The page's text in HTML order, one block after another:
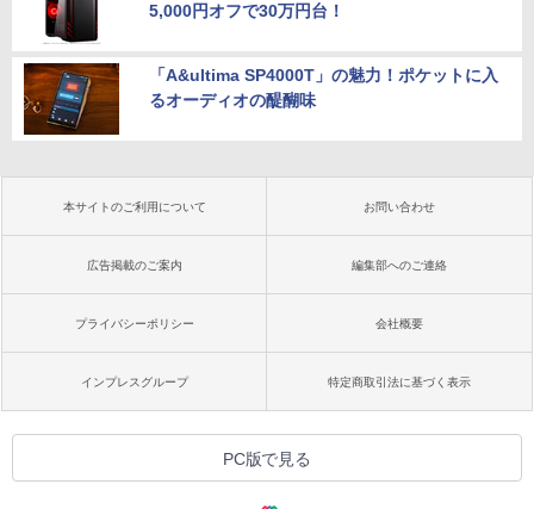
5,000円オフで30万円台！
「A&ultima SP4000T」の魅力！ポケットに入
るオーディオの醍醐味
本サイトのご利用について お問い合わせ
広告掲載のご案内 編集部へのご連絡
プライバシーポリシー 会社概要
インプレスグループ 特定商取引法に基づく表示
PC版で見る